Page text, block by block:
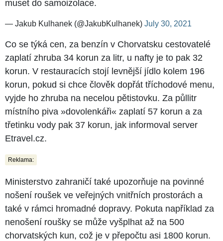
muset do samoizolace.
— Jakub Kulhanek (@JakubKulhanek) July 30, 2021
Co se týká cen, za benzín v Chorvatsku cestovatelé
zaplatí zhruba 34 korun za litr, u nafty je to pak 32
korun. V restauracích stojí levnější jídlo kolem 196
korun, pokud si chce člověk dopřát tříchodové menu,
vyjde ho zhruba na necelou pětistovku. Za půllitr
místního piva »dovolenkáři« zaplatí 57 korun a za
třetinku vody pak 37 korun, jak informoval server
Etravel.cz.
Reklama:
Ministerstvo zahraničí také upozorňuje na povinné
nošení roušek ve veřejných vnitřních prostorách a
také v rámci hromadné dopravy. Pokuta například za
nenošení roušky se může vyšplhat až na 500
chorvatských kun, což je v přepočtu asi 1800 korun.